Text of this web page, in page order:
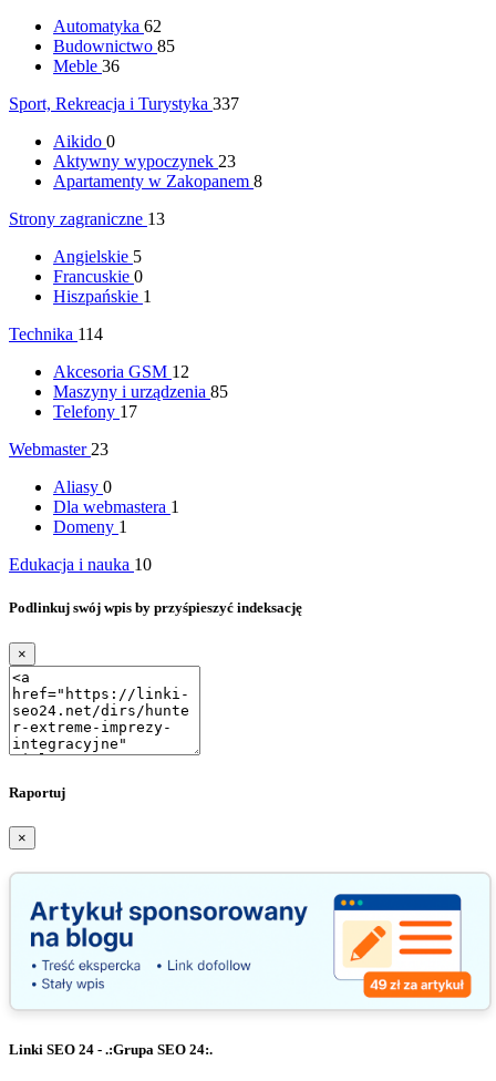
Automatyka 62
Budownictwo 85
Meble 36
Sport, Rekreacja i Turystyka 337
Aikido 0
Aktywny wypoczynek 23
Apartamenty w Zakopanem 8
Strony zagraniczne 13
Angielskie 5
Francuskie 0
Hiszpańskie 1
Technika 114
Akcesoria GSM 12
Maszyny i urządzenia 85
Telefony 17
Webmaster 23
Aliasy 0
Dla webmastera 1
Domeny 1
Edukacja i nauka 10
Podlinkuj swój wpis by przyśpieszyć indeksację
×
Raportuj
×
Linki SEO 24 - .:Grupa SEO 24:.